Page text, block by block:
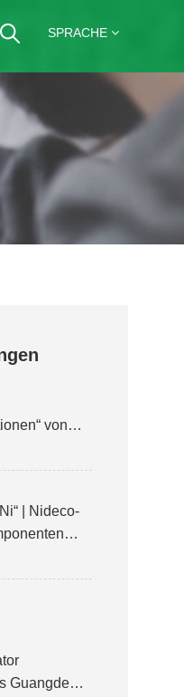
SPRACHE
von
De
| Nideco-
auf der
Guangde